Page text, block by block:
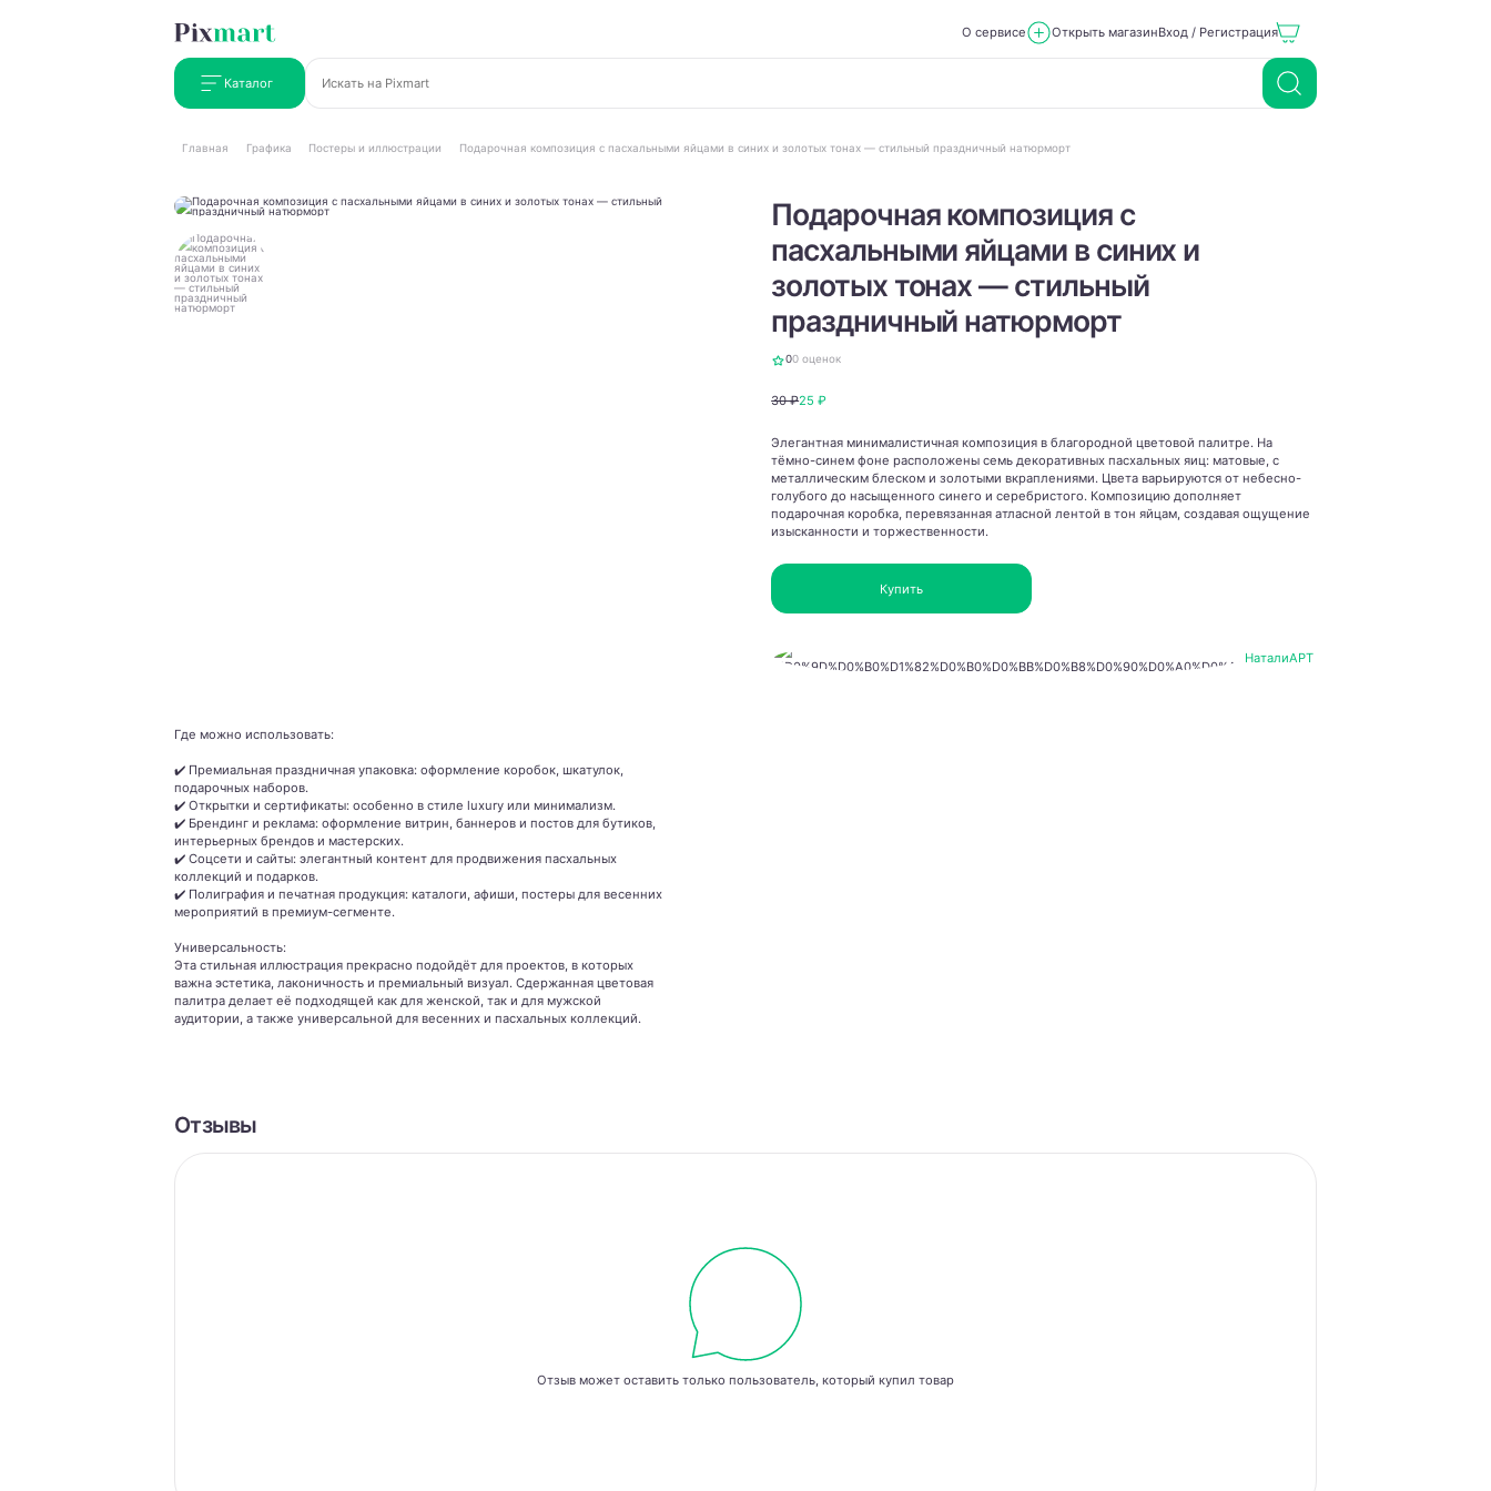
О сервисе Открыть магазинВход / Регистрация
Каталог
Главная Графика Постеры и иллюстрации Подарочная композиция с пасхальными яйцами в синих и золотых тонах — стильный праздничный натюрморт
Подарочная композиция с
пасхальными яйцами в синих и
золотых тонах — стильный
праздничный натюрморт
00 оценок
30 ₽25 ₽
Элегантная минималистичная композиция в благородной цветовой палитре. На
тёмно-синем фоне расположены семь декоративных пасхальных яиц: матовые, с
металлическим блеском и золотыми вкраплениями. Цвета варьируются от небесно-
голубого до насыщенного синего и серебристого. Композицию дополняет
подарочная коробка, перевязанная атласной лентой в тон яйцам, создавая ощущение
изысканности и торжественности.
Купить
НаталиАРТ
Где можно использовать:
✔️ Премиальная праздничная упаковка: оформление коробок, шкатулок,
подарочных наборов.
✔️ Открытки и сертификаты: особенно в стиле luxury или минимализм.
✔️ Брендинг и реклама: оформление витрин, баннеров и постов для бутиков,
интерьерных брендов и мастерских.
✔️ Соцсети и сайты: элегантный контент для продвижения пасхальных
коллекций и подарков.
✔️ Полиграфия и печатная продукция: каталоги, афиши, постеры для весенних
мероприятий в премиум-сегменте.
Универсальность:
Эта стильная иллюстрация прекрасно подойдёт для проектов, в которых
важна эстетика, лаконичность и премиальный визуал. Сдержанная цветовая
палитра делает её подходящей как для женской, так и для мужской
аудитории, а также универсальной для весенних и пасхальных коллекций.
Отзывы
Отзыв может оставить только пользователь, который купил товар